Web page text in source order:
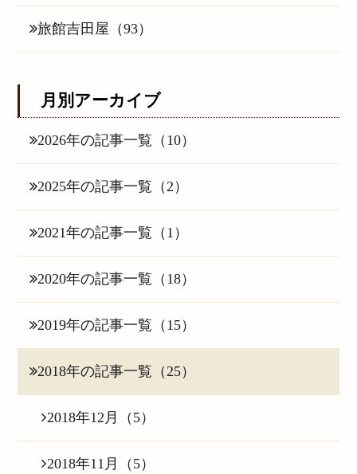
旅館吉田屋（93）
月別アーカイブ
2026年の記事一覧（10）
2025年の記事一覧（2）
2021年の記事一覧（1）
2020年の記事一覧（18）
2019年の記事一覧（15）
2018年の記事一覧（25）
2018年12月（5）
2018年11月（5）